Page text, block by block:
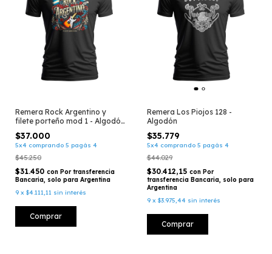
Remera Rock Argentino y
filete porteño mod 1 - Algodón
$37.000
5x4 comprando 5 pagás 4
$45.250
$31.450 con Por transferencia
Bancaria, solo para Argentina
9 x $4.111,11 sin interés
Comprar
Remera Los Piojos 128 -
Algodón
$35.779
5x4 comprando 5 pagás 4
$44.029
$30.412,15 con Por
transferencia Bancaria, solo para
Argentina
9 x $3.975,44 sin interés
Comprar